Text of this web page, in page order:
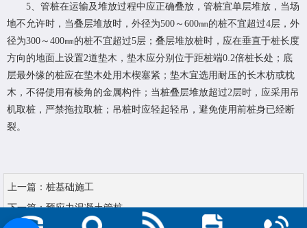
5、管桩在运输及堆放过程中应正确叠放，管桩宜单层堆放，当场
地不允许时，当叠层堆放时，外径为500～600㎜的桩不宜超过4层，外
径为300～400㎜的桩不宜超过5层；叠层堆放桩时，应在垂直于桩长度
方向的地面上设置2道垫木，垫木应分别位于距桩端0.2倍桩长处；底
层最外缘的桩应在垫木处用木楔塞紧；垫木宜选用耐压的长木枋或枕
木，不得使用有棱角的金属构件；当桩叠层堆放超过2层时，应采用吊
机取桩，严禁拖拉取桩；吊桩时应轻起轻吊，避免使用前桩身已经断
裂。
上一篇： 桩基础施工
下一篇：预应力混凝土管桩